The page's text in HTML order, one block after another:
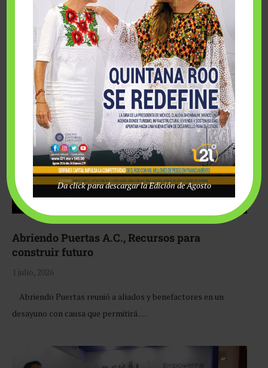
Fairmont Mayakoba y Make-A-Wish México unieron
esfuerzos para hacer realidad el deseo de una …
Abriendo Puertas A.C., Recursos para
construir futuro
1 julio, 2026
Abriendo Puertas reunió a aliados y benefactores en un
desayuno con causa que permitirá …
Da click para descargar la Edición de Agosto